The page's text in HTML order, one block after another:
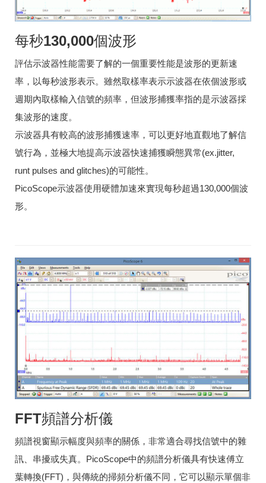
每秒130,000個波形
評估示波器性能需要了解的一個重要性能是波形的更新速
率，以每秒波形表示。雖然取樣率表示示波器在依個波形或
週期內取樣輸入信號的頻率，但波形捕獲率指的是示波器採
集波形的速度。
示波器具有較高的波形捕獲速率，可以更好地直觀地了解信
號行為，並極大地提高示波器快速捕獲瞬態異常(ex.jitter,
runt pulses and glitches)的可能性。
PicoScope示波器使用硬體加速來實現每秒超過130,000個波
形。
FFT頻譜分析儀
頻譜視窗顯示幅度與頻率的關係，非常適合尋找信號中的雜
訊、串擾或失真。PicoScope中的頻譜分析儀具有快速傅立
葉轉換(FFT)，與傳統的掃頻分析儀不同，它可以顯示單個非